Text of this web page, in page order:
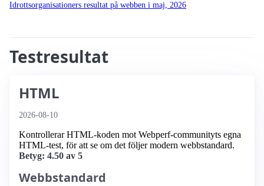
Idrottsorganisationers resultat på webben i maj, 2026
Testresultat
HTML
2026-08-10
Kontrollerar HTML-koden mot Webperf-communityts egna
HTML-test, för att se om det följer modern webbstandard.
Betyg: 4.50 av 5
Webbstandard